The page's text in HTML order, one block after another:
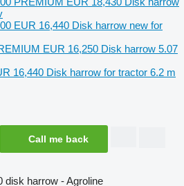
EUR 16,440 Disk harrow new for
EUR 16,250 Disk harrow 5.07
16,440 Disk harrow for tractor 6.2 m
Call me back